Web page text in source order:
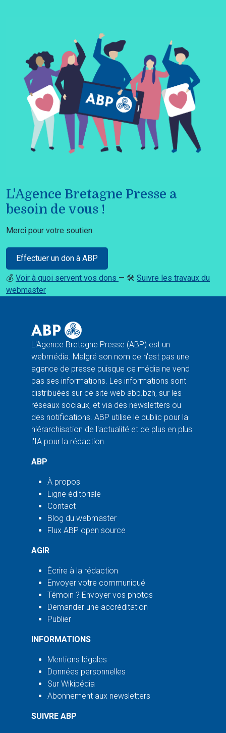
L'Agence Bretagne Presse a
besoin de vous !
Merci pour votre soutien.
Effectuer un don à ABP
💰 Voir à quoi servent vos dons — 🛠️ Suivre les travaux du
webmaster
L'Agence Bretagne Presse (ABP) est un
webmédia. Malgré son nom ce n'est pas une
agence de presse puisque ce média ne vend
pas ses informations. Les informations sont
distribuées sur ce site web abp.bzh, sur les
réseaux sociaux, et via des newsletters ou
des notifications. ABP utilise le public pour la
hiérarchisation de l'actualité et de plus en plus
l'IA pour la rédaction.
ABP
À propos
Ligne éditoriale
Contact
Blog du webmaster
Flux ABP open source
AGIR
Écrire à la rédaction
Envoyer votre communiqué
Témoin ? Envoyer vos photos
Demander une accréditation
Publier
INFORMATIONS
Mentions légales
Données personnelles
Sur Wikipédia
Abonnement aux newsletters
SUIVRE ABP